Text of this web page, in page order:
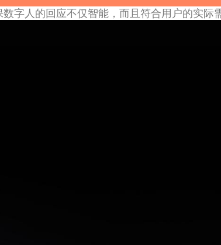
字人的回应不仅智能，而且符合用户的实际